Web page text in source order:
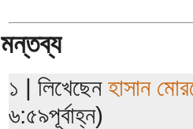
মন্তব্য
১ | লিখেছেন হাসান
৬:৫৯পূর্বাহ্ন)